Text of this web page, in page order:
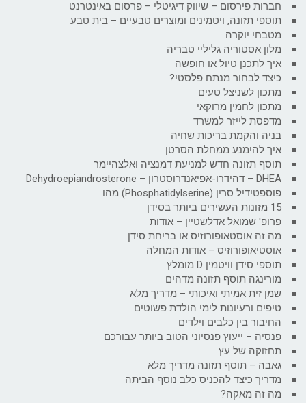
חברות פירסום – שיווק דיגיטלי – פרסום באינטרנט
תוספי תזונה, ויטמינים ומוצרים טבעיים – בית טבע
מטבחי יוקרה
מלון אסטוריה גליליי טבריה
איך לתכנן טיול או חופשה
כיצד לבחור מנתח פלסטי?
מתכון לשניצל טעים
מתכון לחמין מרוקאי
מדפסת לייזר למשרד
בניה והקמת בריכות שחיה
איך להימנע ממחלת הסרטן
תוסף תזונה חדש למניעת דמנציה ואלצהיימר
DHEA – דהידרו-אפיאנדרוסטרון – Dehydroepiandrosterone
פוספטידיל סרין (Phosphatidylserine) מהו
15 מזונות העשירים ביותר בסידן
פרופ' שמואל אדלשטיין – אודות
מה זה אוסטאופורוזיס או בריחת סידן
אוסטיאופורוזיס – אודות המחלה
תוספי סידן וויטמין D מומלץ
מורינגה תוסף תזונה מדהים
שמן זית אמיתי ואיכותי – מדריך מלא
טיפים ורעיונות לימי הולדת פשוטים
החיבור בין כלבים וילדים
פנסיה – ייעוץ פנסיוני הטוב ביותר עבורכם
תחזוקה של עץ
גאבה – תוסף תזונה מדריך מלא
מדריך כיצד להכניס כלב נוסף הביתה
מה זה מאקה?